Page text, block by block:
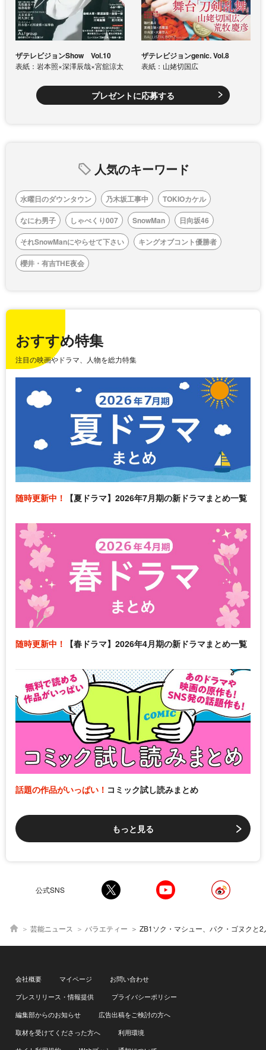
ザテレビジョンShow Vol.10
表紙：岩本照×深澤辰哉×宮舘涼太
ザテレビジョンgenic. Vol.8
表紙：山姥切国広
プレゼントに応募する
人気のキーワード
水曜日のダウンタウン 乃木坂工事中
TOKIOカケル
なにわ男子
しゃべくり007 SnowMan
日向坂46
それSnowManにやらせて下さい
キングオブコント優勝者
櫻井・有吉THE夜会
おすすめ特集
注目の映画やドラマ、人物を総力特集
随時更新中！ 【夏ドラマ】2026年7月期の新ドラマまとめ一覧
随時更新中！ 【春ドラマ】2026年4月期の新ドラマまとめ一覧
話題の作品がいっぱい！ コミック試し読みまとめ
もっと見る
公式SNS
芸能ニュース バラエティー ZB1ソク・マシュー、パク・ゴヌクと2人きりで臨む制作発表に緊張「ゴヌクに頼ると思う」＜
会社概要 マイページ
お問い合わせ
プレスリリース・情報提供
プライバシーポリシー
編集部からのお知らせ
広告出稿をご検討の方へ
取材を受けてくださった方へ
利用環境